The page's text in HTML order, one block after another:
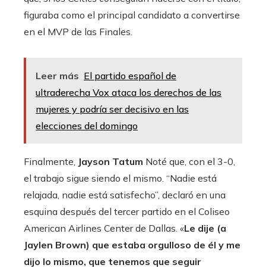
figuraba como el principal candidato a convertirse
en el MVP de las Finales.
Leer más El partido español de
ultraderecha Vox ataca los derechos de las
mujeres y podría ser decisivo en las
elecciones del domingo
Finalmente, Jayson Tatum Noté que, con el 3-0,
el trabajo sigue siendo el mismo. “Nadie está
relajada, nadie está satisfecho”, declaró en una
esquina después del tercer partido en el Coliseo
American Airlines Center de Dallas. «Le dije (a
Jaylen Brown) que estaba orgulloso de él y me
dijo lo mismo, que tenemos que seguir